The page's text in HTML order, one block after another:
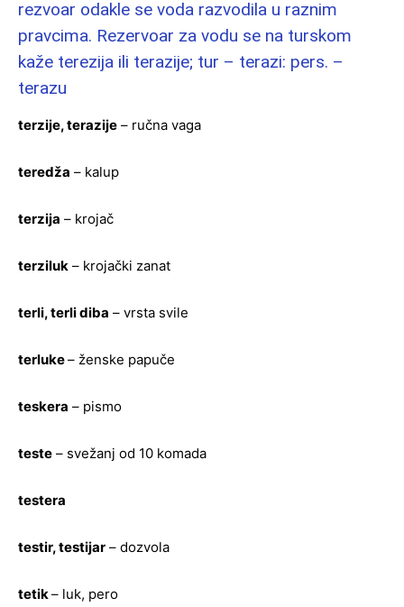
rezvoar odakle se voda razvodila u raznim
pravcima. Rezervoar za vodu se na turskom
kaže terezija ili terazije; tur – terazi: pers. –
terazu
terzije, terazije – ručna vaga
teredža – kalup
terzija – krojač
terziluk – krojački zanat
terli, terli diba – vrsta svile
terluke– ženske papuče
teskera – pismo
teste – svežanj od 10 komada
testera
testir, testijar – dozvola
tetik– luk, pero